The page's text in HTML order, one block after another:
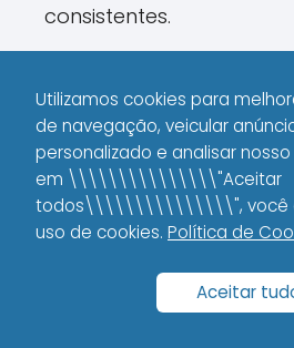
consistentes.
Comparando
Digitais:
Desvantagens
Será que todos os
particularidades.
principais opções pra
Utilizamos cookies para
de navegação, veicular
personalizado e analisar
em \\\\\\\\\\\\\\\"Aceitar
todos\\\\\\\\\\\\\\\", você
uso de cookies. Política de
Aceitar